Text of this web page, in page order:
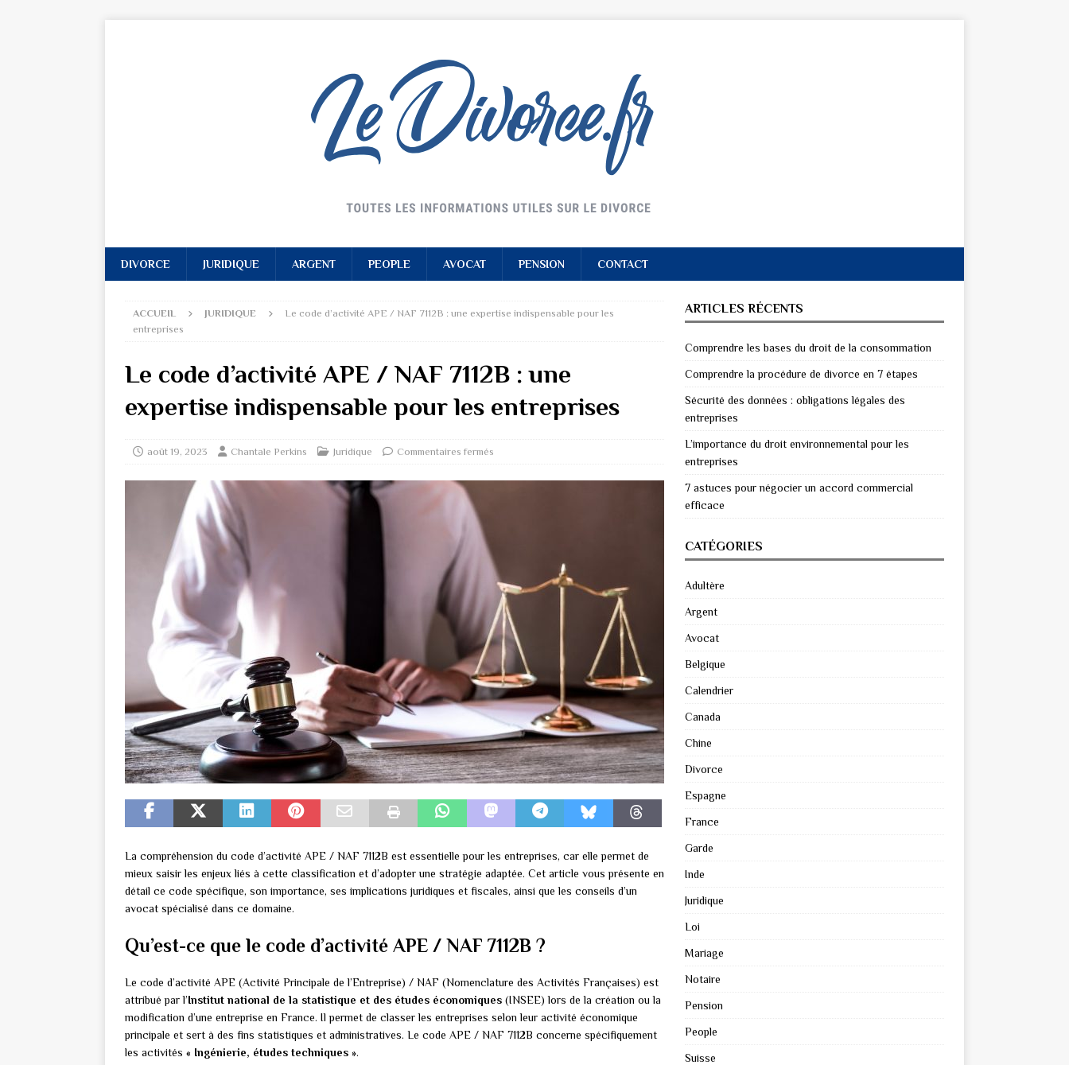
DIVORCE JURIDIQUE ARGENT PEOPLE AVOCAT PENSION CONTACT
ACCUEIL JURIDIQUE
Le code d’activité APE / NAF 7112B : une expertise indispensable pour les
entreprises
Le code d’activité APE / NAF 7112B : une
expertise indispensable pour les entreprises
août 19, 2023 Chantale Perkins Juridique Commentaires fermés
La compréhension du code d’activité APE / NAF 7112B est essentielle pour les entreprises, car elle permet de
mieux saisir les enjeux liés à cette classification et d’adopter une stratégie adaptée. Cet article vous présente en
détail ce code spécifique, son importance, ses implications juridiques et fiscales, ainsi que les conseils d’un
avocat spécialisé dans ce domaine.
Qu’est-ce que le code d’activité APE / NAF 7112B ?
Le code d’activité APE (Activité Principale de l’Entreprise) / NAF (Nomenclature des Activités Françaises) est
attribué par l’Institut national de la statistique et des études économiques (INSEE) lors de la création ou la
modification d’une entreprise en France. Il permet de classer les entreprises selon leur activité économique
principale et sert à des fins statistiques et administratives. Le code APE / NAF 7112B concerne spécifiquement
les activités « Ingénierie, études techniques ».
ARTICLES RÉCENTS
Comprendre les bases du droit de la consommation
Comprendre la procédure de divorce en 7 étapes
Sécurité des données : obligations légales des
entreprises
L’importance du droit environnemental pour les
entreprises
7 astuces pour négocier un accord commercial
efficace
CATÉGORIES
Adultère
Argent
Avocat
Belgique
Calendrier
Canada
Chine
Divorce
Espagne
France
Garde
Inde
Juridique
Loi
Mariage
Notaire
Pension
People
Suisse